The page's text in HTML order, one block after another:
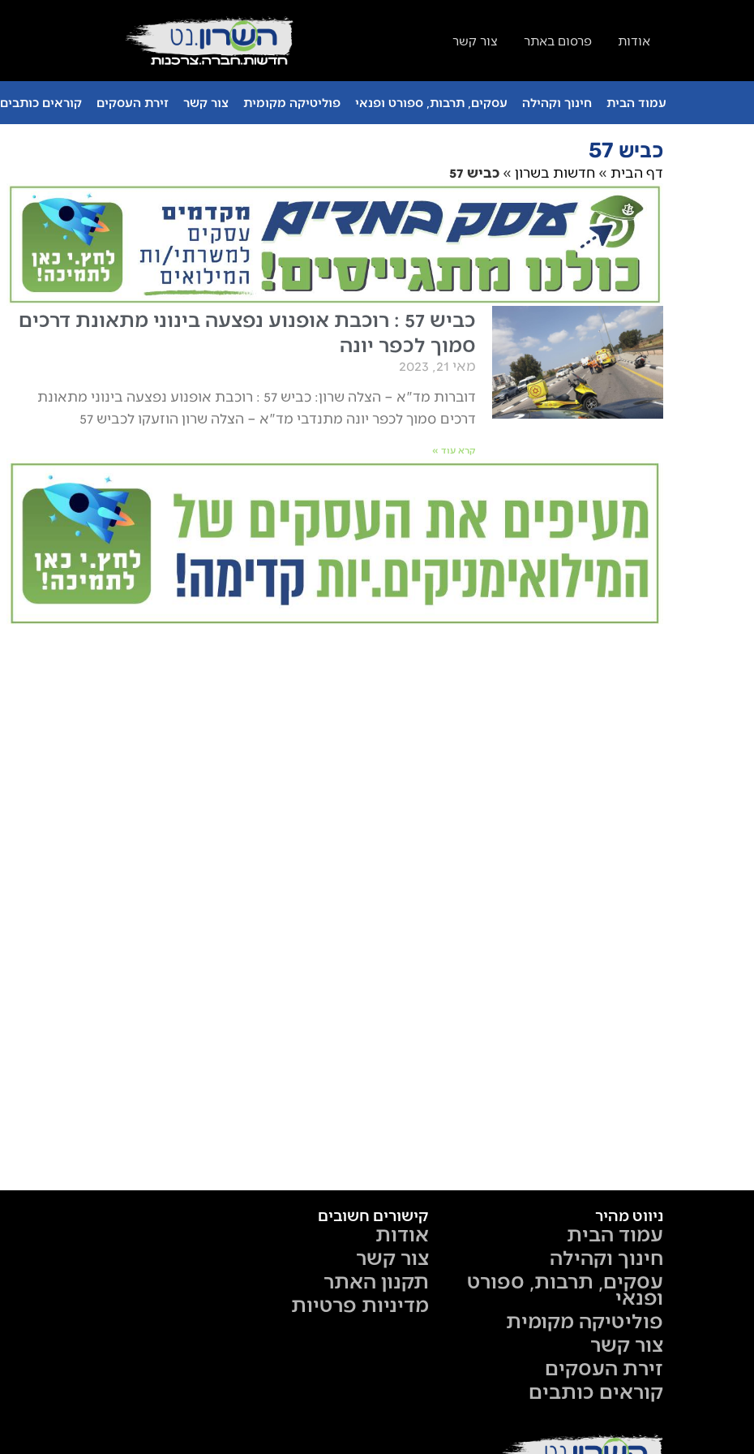
אודות פרסום באתר צור קשר
עמוד הבית חינוך וקהילה עסקים, תרבות, ספורט ופנאי פוליטיקה מקומית צור קשר זירת העסקים קוראים כותבים
כביש 57
דף הבית » חדשות בשרון » כביש 57
כביש 57 : רוכבת אופנוע נפצעה בינוני מתאונת דרכים
סמוך לכפר יונה
מאי 21, 2023
דוברות מד"א – הצלה שרון: כביש 57 : רוכבת אופנוע נפצעה בינוני מתאונת
דרכים סמוך לכפר יונה מתנדבי מד"א – הצלה שרון הוזעקו לכביש 57
קרא עוד »
ניווט מהיר
עמוד הבית
חינוך וקהילה
עסקים, תרבות, ספורט
ופנאי
פוליטיקה מקומית
צור קשר
זירת העסקים
קוראים כותבים
קישורים חשובים
אודות
צור קשר
תקנון האתר
מדיניות פרטיות